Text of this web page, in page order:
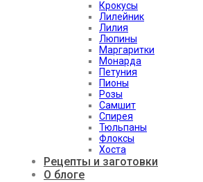
Крокусы
Лилейник
Лилия
Люпины
Маргаритки
Монарда
Петуния
Пионы
Розы
Самшит
Спирея
Тюльпаны
Флоксы
Хоста
Рецепты и заготовки
О блоге